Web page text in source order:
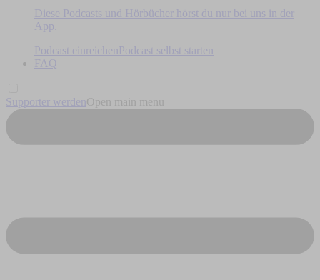
Diese Podcasts und Hörbücher hörst du nur bei uns in der
App.
Podcast einreichen
Podcast selbst starten
FAQ
Supporter werden Open main menu